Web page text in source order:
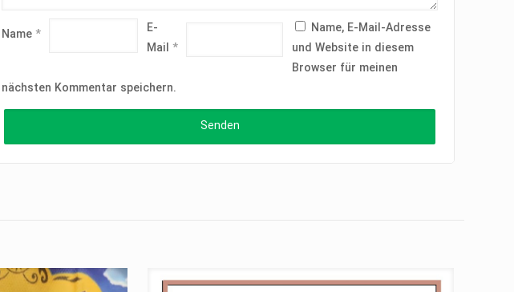
Name *
E-
Mail*
Name, E-Mail-Adresse
und Website in diesem
Browser für meinen
nächsten Kommentar speichern.